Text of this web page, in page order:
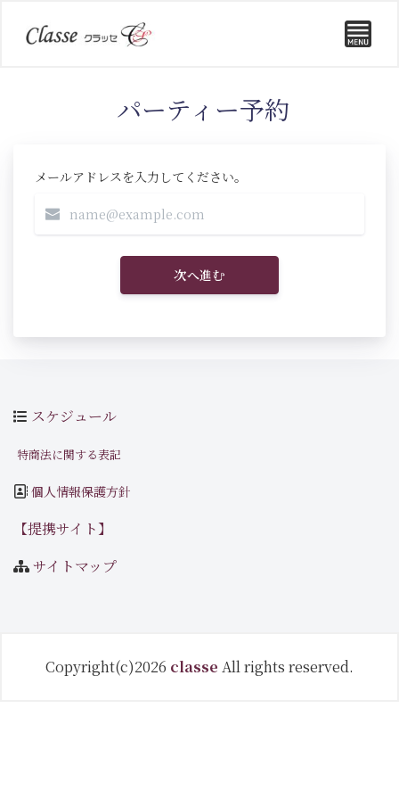
パーティー予約
メールアドレスを入力してください。
次へ進む
スケジュール
特商法に関する表記
個人情報保護方針
【提携サイト】
サイトマップ
Copyright(c)2026 classe All rights reserved.